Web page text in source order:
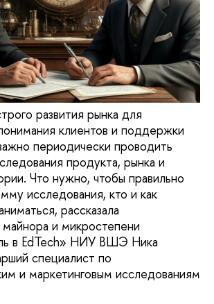
развития рынка для
клиентов и поддержки
периодически проводить
продукта, рынка и
Что нужно, чтобы правильно
исследования, кто и как
рассказала
и микростепени
в EdTech» НИУ ВШЭ Ника
специалист по
и маркетинговым исследованиям